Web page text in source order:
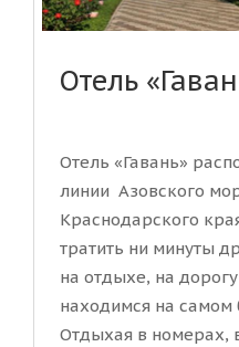
Отель
Отель «Гавань»
линии Азовского
Краснодарского
тратить ни минуты
на отдыхе, на
находимся на самом
Отдыхая в номерах,